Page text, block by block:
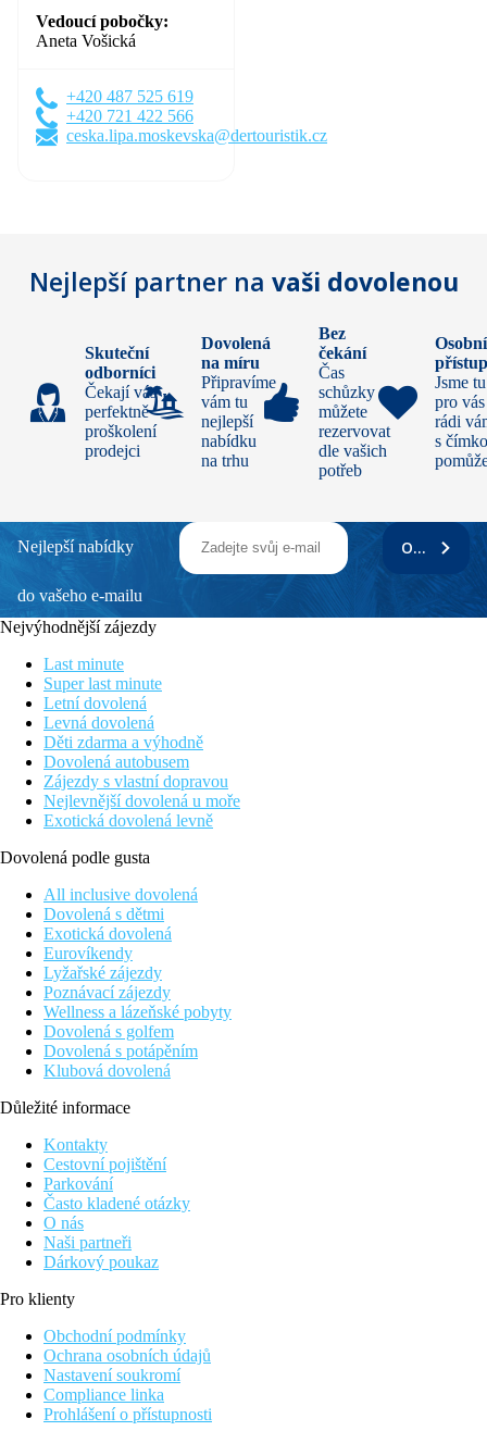
Vedoucí pobočky
Aneta Vošická
+420 487 525 619
+420 721 422 566
ceska.lipa.moskevska@dertouristik.cz
Nejlepší partner na vaši dovolenou
Skuteční
odborníci
Čekají vás
perfektně
proškolení
prodejci
Dovolená
na míru
Připravíme
vám tu
nejlepší
nabídku
na trhu
Bez
čekání
Čas
schůzky si
můžete
rezervovat
dle vašich
potřeb
Osobní
Jsme tu
pro
rádi
s
Nejlepší nabídky
do vašeho e-mailu
ODEBÍRAT
Nejvýhodnější zájezdy
Last minute
Super last minute
Letní dovolená
Levná dovolená
Děti zdarma a výhodně
Dovolená autobusem
Zájezdy s vlastní dopravou
Nejlevnější dovolená u moře
Exotická dovolená levně
Dovolená podle gusta
All inclusive dovolená
Dovolená s dětmi
Exotická dovolená
Eurovíkendy
Lyžařské zájezdy
Poznávací zájezdy
Wellness a lázeňské pobyty
Dovolená s golfem
Dovolená s potápěním
Klubová dovolená
Důležité informace
Kontakty
Cestovní pojištění
Parkování
Často kladené otázky
O nás
Naši partneři
Dárkový poukaz
Pro klienty
Obchodní podmínky
Ochrana osobních údajů
Nastavení soukromí
Compliance linka
Prohlášení o přístupnosti